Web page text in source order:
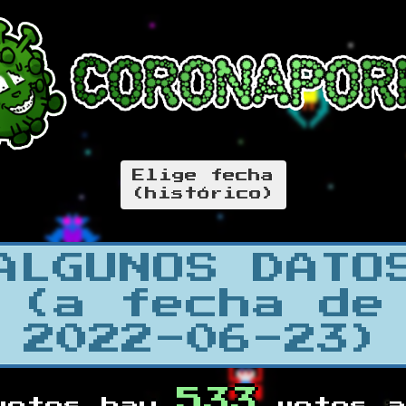
Elige fecha
(histórico)
(a fecha de
2022-06-23)